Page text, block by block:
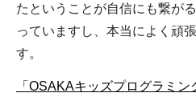
たということが自信にも繋が
っていますし、本当によく頑
す。
「OSAKAキッズプログラミ